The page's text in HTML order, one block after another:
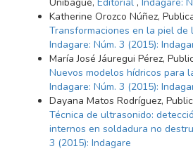
Katherine Orozco Núñez,
Transformaciones en la piel de
Indagare: Núm. 3 (2015):
María José Jáuregui Pérez,
Nuevos modelos hídricos para
Indagare: Núm. 3 (2015):
Dayana Matos Rodríguez,
Técnica de ultrasonido:
internos en soldadura no
3 (2015): Indagare